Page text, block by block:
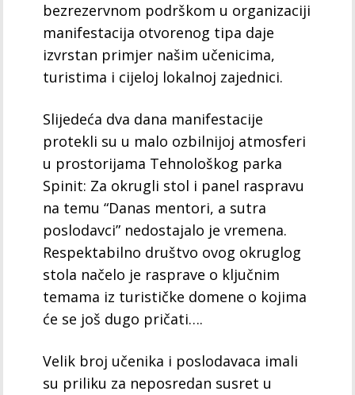
bezrezervnom podrškom u organizaciji
manifestacija otvorenog tipa daje
izvrstan primjer našim učenicima,
turistima i cijeloj lokalnoj zajednici.
Slijedeća dva dana manifestacije
protekli su u malo ozbilnijoj atmosferi
u prostorijama Tehnološkog parka
Spinit: Za okrugli stol i panel raspravu
na temu “Danas mentori, a sutra
poslodavci” nedostajalo je vremena.
Respektabilno društvo ovog okruglog
stola načelo je rasprave o ključnim
temama iz turističke domene o kojima
će se još dugo pričati….
Velik broj učenika i poslodavaca imali
su priliku za neposredan susret u